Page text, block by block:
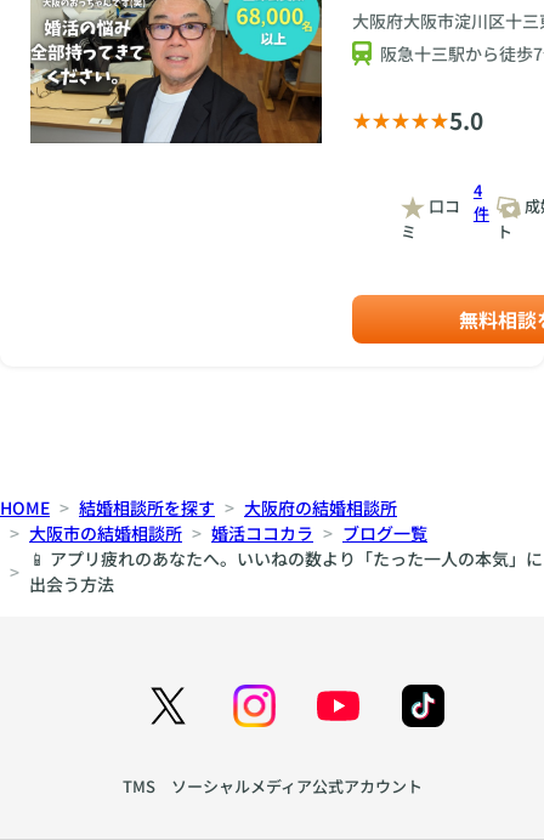
大阪府大阪市淀川区十
阪急十三駅から徒歩
5.0
口コ
ミ
4
件
ト
無料相談
HOME 結婚相談所を探す
大阪府の結婚相談所
大阪市の結婚相談所
婚活ココカラ
ブログ一覧
📱 アプリ疲れのあなたへ。いいねの数より「たった一人の本気」に
出会う方法
TMS ソーシャルメディア公式アカウント